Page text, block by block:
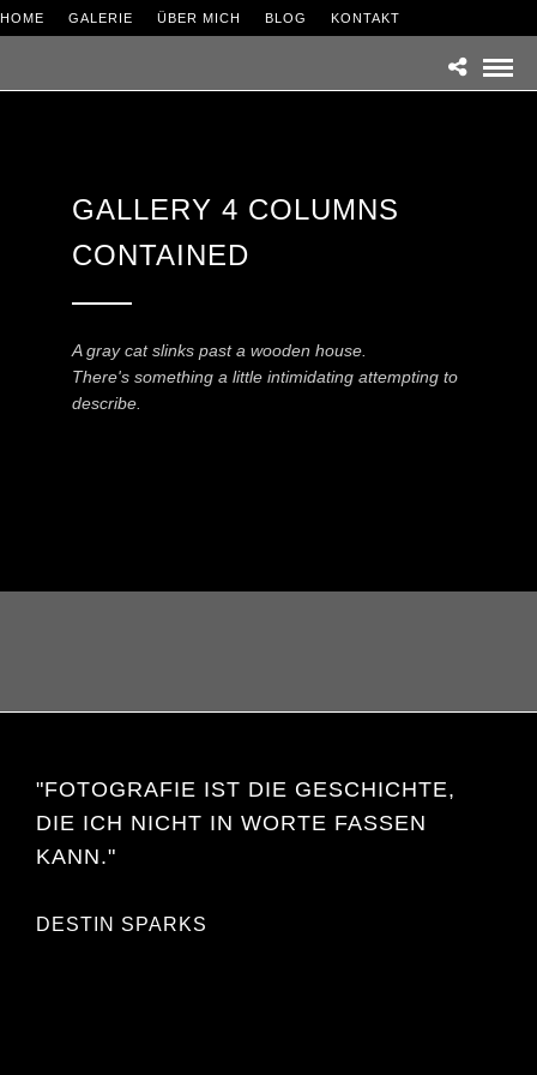
HOME GALERIE ÜBER MICH BLOG KONTAKT
GALLERY 4 COLUMNS
CONTAINED
A gray cat slinks past a wooden house.
There's something a little intimidating attempting to
describe.
"FOTOGRAFIE IST DIE GESCHICHTE,
DIE ICH NICHT IN WORTE FASSEN
KANN."
DESTIN SPARKS